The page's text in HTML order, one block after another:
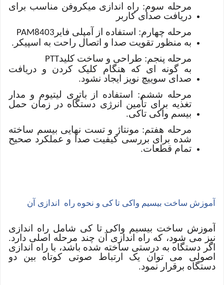
مرحله سوم: راه اندازی میکروفن مناسب برای
دریافت صدای کاربر
مرحله چهارم: استفاده از آمپلی فایر PAM8403
به منظور تقویت صدا و اتصال راحت به اسپیکر.
مرحله پنجم: طراحی و ساخت کلیدPTT
به گونه ای که هنگام کلیک کردن و دریافت
صدای سوییچ نویز ایجاد نشود.
مرحله ششم: استفاده از باتری لیتیوم و مدار
تغذیه برای تأمین انرژی دستگاه در زمان حمل
بیسم واکی تاکی.
مرحله هفتم: مونتاژ و تست نهایی بیسم ساخته
شده برای بررسی کیفیت صدا و عملکرد صحیح
تمام قطعات.
آموزش ساخت بیسیم واکی تا کی و نحوه راه اندازی آن
آموزش ساخت بیسیم واکی تا کی شامل راه اندازی
نیز می شود، که راه اندازی آن چند مرحله اصلی دارد.
اگر دستگاه به درستی ساخته شده باشد، با راه اندازی
اصولی می توان یک ارتباط صوتی کوتاه بین دو
دستگاه برقرار نمود.